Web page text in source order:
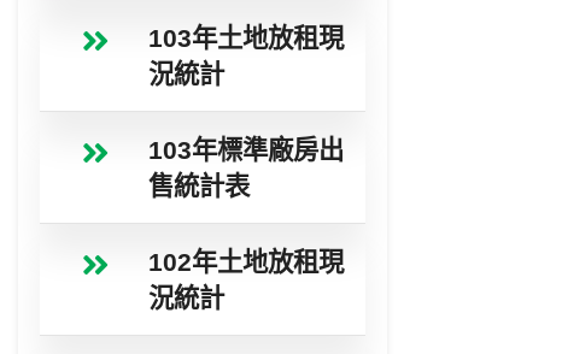
103年土地放租現
況統計
103年標準廠房出
售統計表
102年土地放租現
況統計